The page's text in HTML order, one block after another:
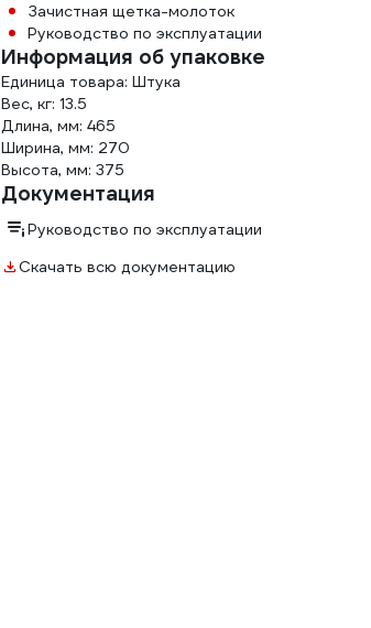
Зачистная щетка-молоток
Руководство по эксплуатации
Информация об упаковке
Единица товара: Штука
Вес, кг: 13.5
Длина, мм: 465
Ширина, мм: 270
Высота, мм: 375
Документация
Руководство по эксплуатации
Скачать всю документацию